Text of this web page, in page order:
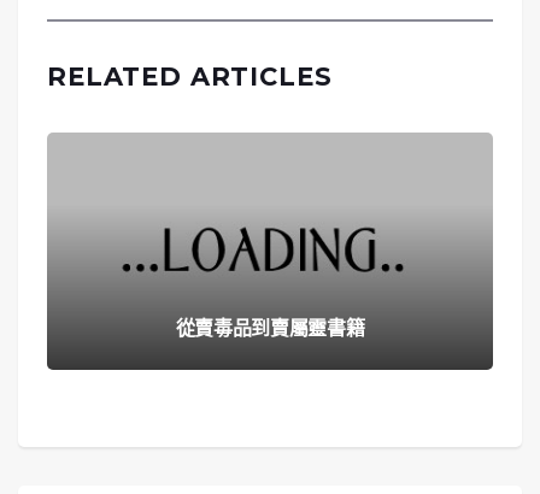
RELATED ARTICLES
從賣毒品到賣屬靈書籍